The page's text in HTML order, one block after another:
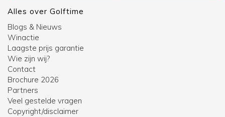
Alles over Golftime
Blogs & Nieuws
Winactie
Laagste prijs garantie
Wie zijn wij?
Contact
Brochure 2026
Partners
Veel gestelde vragen
Copyright/disclaimer